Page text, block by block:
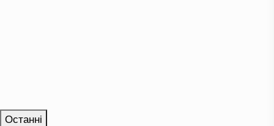
Останні